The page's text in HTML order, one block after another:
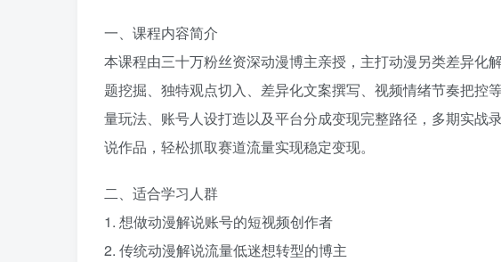
一、课程内容简介
本课程由三十万粉丝资深动漫博主亲授，主打动漫另类差异化
题挖掘、独特观点切入、差异化文案撰写、视频情绪节奏把控
量玩法、账号人设打造以及平台分成变现完整路径，多期实战
说作品，轻松抓取赛道流量实现稳定变现。
二、适合学习人群
1. 想做动漫解说账号的短视频创作者
2. 传统动漫解说流量低迷想转型的博主